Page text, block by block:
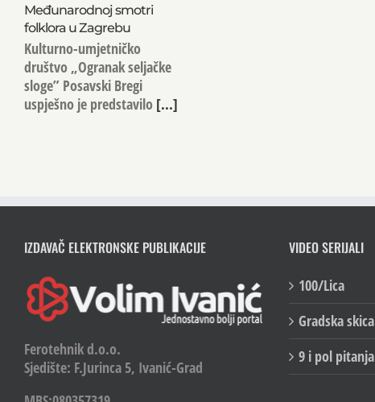
Međunarodnoj smotri
folklora u Zagrebu
Kulturno-umjetničko
društvo „Ogranak seljačke
sloge” Posavski Bregi
uspješno je predstavilo[...]
IZDAVAČ ELEKTRONSKE PUBLIKACIJE
Ferotehnik d.o.o.
Sjedište: F.Jurinca 5, Ivanić-Grad
VIDEO SERIJALI
100/Lica
Gradska skica
9 i pol pitanja